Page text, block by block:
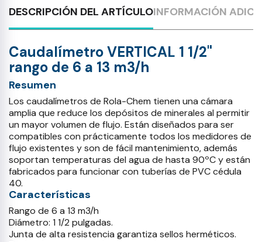
DESCRIPCIÓN DEL ARTÍCULOINFORMACIÓN
Caudalímetro VERTICAL 1 1/2"
rango de 6 a 13 m3/h
Resumen
Los caudalímetros de Rola-Chem tienen una cámara
amplia que reduce los depósitos de minerales al permitir
un mayor volumen de flujo. Están diseñados para ser
compatibles con prácticamente todos los medidores de
flujo existentes y son de fácil mantenimiento, además
soportan temperaturas del agua de hasta 90ºC y están
fabricados para funcionar con tuberías de PVC cédula
40.
Características
Rango de 6 a 13 m3/h
Diámetro: 1 1/2 pulgadas.
Junta de alta resistencia garantiza sellos herméticos.